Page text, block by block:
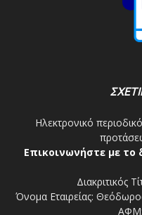
Ηλεκτρονικό
Επικοινωνήστε με το
Διακριτικός
Όνομα Εταιρείας:
ΑΦΜ: